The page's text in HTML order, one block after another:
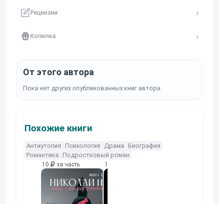
Рецензии
Копилка
От этого автора
Пока нет других опубликованных книг автора.
Похожие книги
Антиутопия Психология Драма
Биография
Романтика
Подростковый роман
10 за часть 10